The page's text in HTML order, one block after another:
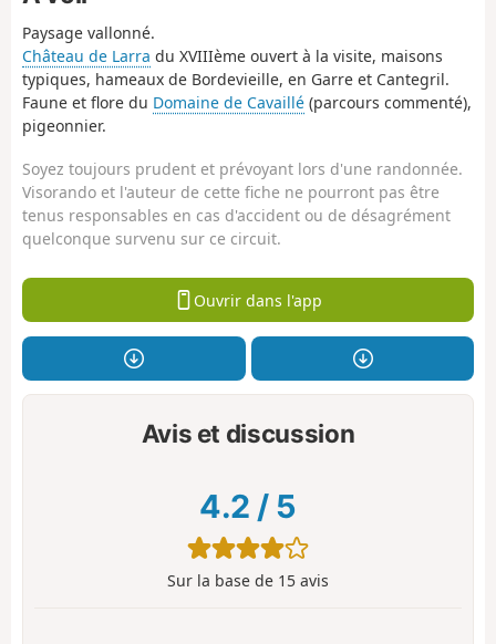
Paysage vallonné.
Château de Larra du XVIIIème ouvert à la visite, maisons
typiques, hameaux de Bordevieille, en Garre et Cantegril.
Faune et flore du Domaine de Cavaillé (parcours commenté),
pigeonnier.
Soyez toujours prudent et prévoyant lors d'une randonnée.
Visorando et l'auteur de cette fiche ne pourront pas être
tenus responsables en cas d'accident ou de désagrément
quelconque survenu sur ce circuit.
Ouvrir dans l'app
Avis et discussion
4.2 / 5
Sur la base de 15 avis